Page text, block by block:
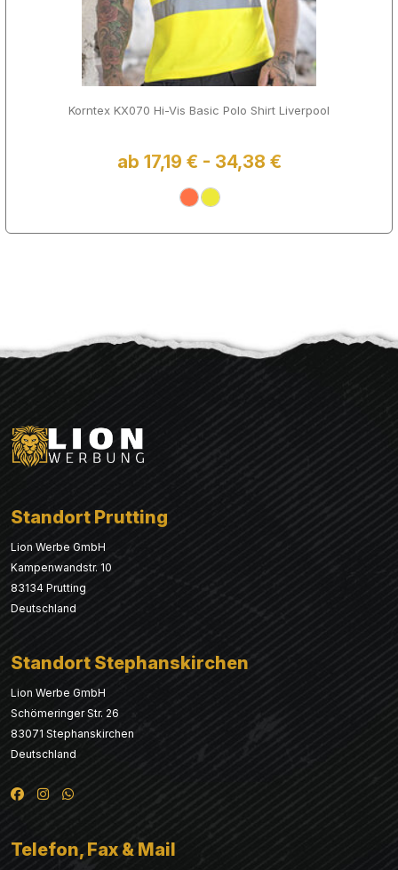
Korntex KX070 Hi-Vis Basic Polo Shirt Liverpool
ab 17,19 € - 34,38 €
Standort Prutting
Lion Werbe GmbH
Kampenwandstr. 10
83134 Prutting
Deutschland
Standort Stephanskirchen
Lion Werbe GmbH
Schömeringer Str. 26
83071 Stephanskirchen
Deutschland
Telefon, Fax & Mail